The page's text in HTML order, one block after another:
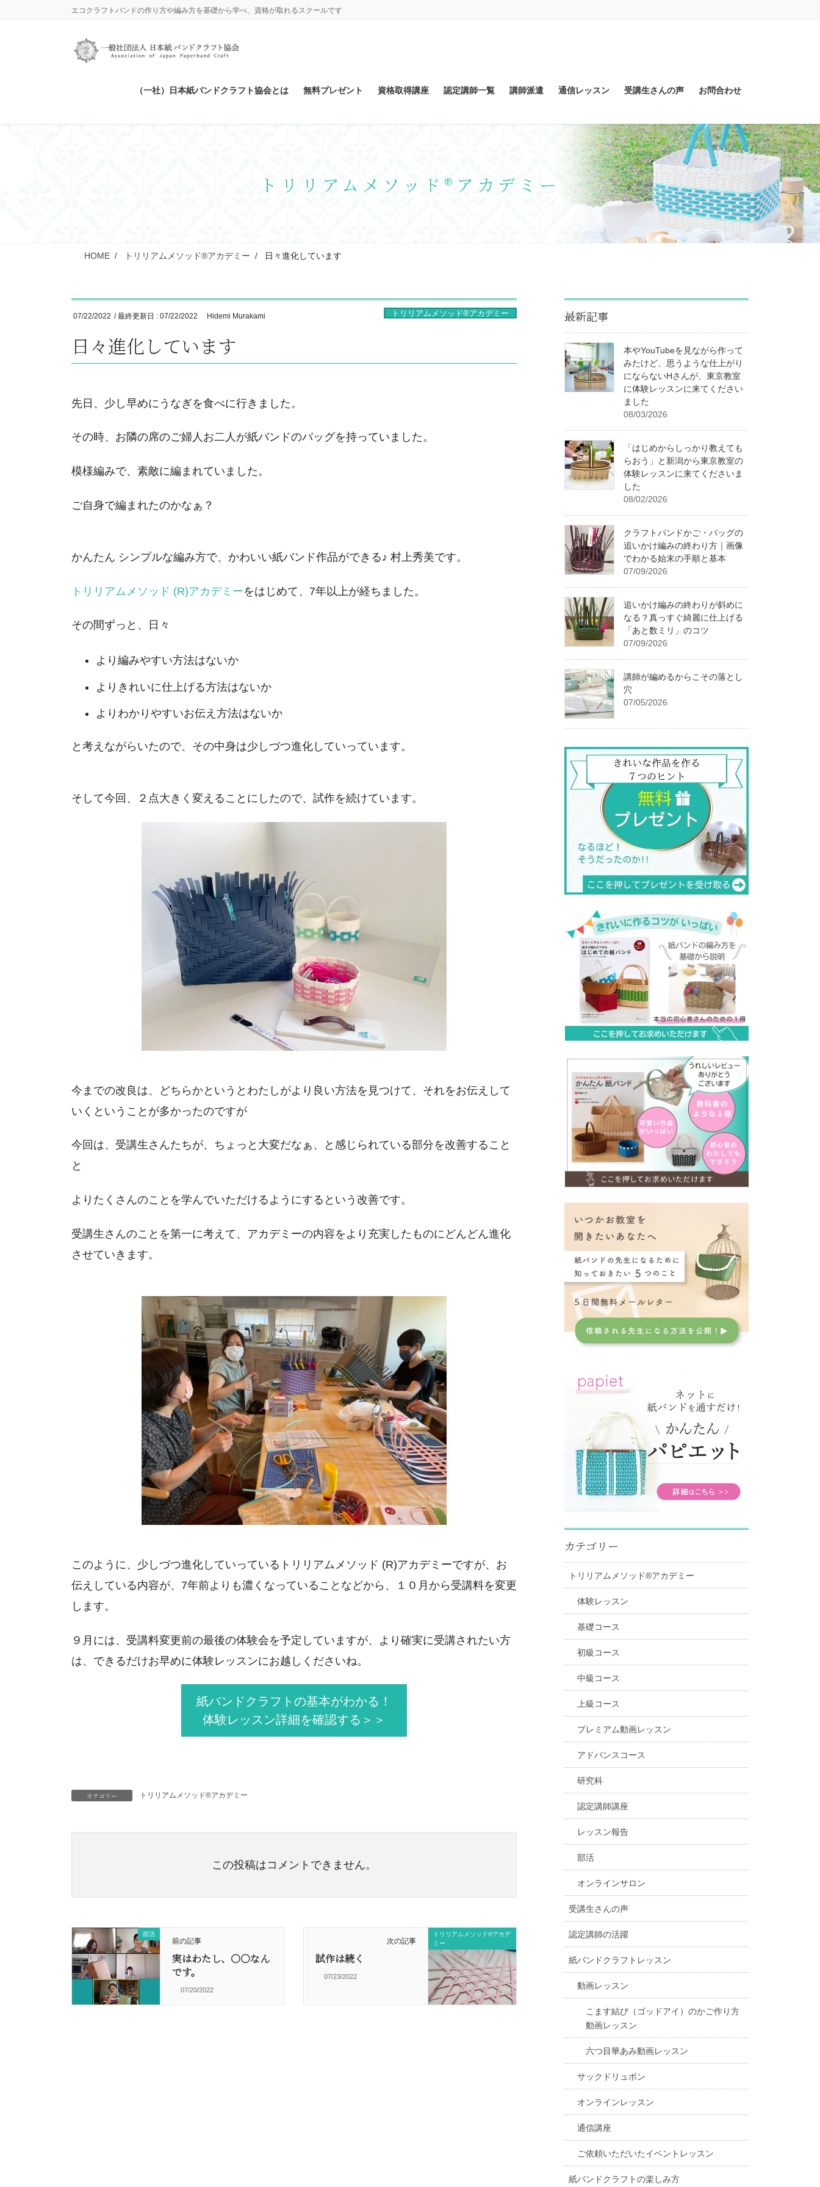
動
に
エコクラフトバンドの作り方や編み方を基礎から学べ、資格が取れるスクールです
（一社）日本紙バンドクラフト協会とは 無料プレゼント 資格取得講座 認定講師一覧 講師派遣 通信レッスン 受講生さんの声 お問合わせ
トリリアムメソッド®アカデミー
HOME トリリアムメソッド®アカデミー 日々進化しています
07/22/2022 / 最終更新日 : 07/22/2022 Hidemi Murakami トリリアムメソッド®アカデミー
日々進化しています
先日、少し早めにうなぎを食べに行きました。
その時、お隣の席のご婦人お二人が紙バンドのバッグを持っていました。
模様編みで、素敵に編まれていました。
ご自身で編まれたのかなぁ？
かんたん シンプルな編み方で、かわいい紙バンド作品ができる♪ 村上秀美です。
トリリアムメソッド (R)アカデミーをはじめて、7年以上が経ちました。
その間ずっと、日々
より編みやすい方法はないか
よりきれいに仕上げる方法はないか
よりわかりやすいお伝え方法はないか
と考えながらいたので、その中身は少しづつ進化していっています。
そして今回、２点大きく変えることにしたので、試作を続けています。
今までの改良は、どちらかというとわたしがより良い方法を見つけて、それをお伝えして
いくということが多かったのですが
今回は、受講生さんたちが、ちょっと大変だなぁ、と感じられている部分を改善すること
と
よりたくさんのことを学んでいただけるようにするという改善です。
受講生さんのことを第一に考えて、アカデミーの内容をより充実したものにどんどん進化
させていきます。
このように、少しづつ進化していっているトリリアムメソッド (R)アカデミーですが、お
伝えしている内容が、7年前よりも濃くなっていることなどから、１０月から受講料を変更
します。
９月には、受講料変更前の最後の体験会を予定していますが、より確実に受講されたい方
は、できるだけお早めに体験レッスンにお越しくださいね。
紙バンドクラフトの基本がわかる！
体験レッスン詳細を確認する＞＞
カテゴリー トリリアムメソッド®アカデミー
この投稿はコメントできません。
部活
前の記事
実はわたし、〇〇なん
です。
07/20/2022
トリリアムメソッド®アカデ
ミー
次の記事
試作は続く
07/23/2022
最新記事
本やYouTubeを見ながら作って
みたけど、思うような仕上がり
にならないHさんが、東京教室
に体験レッスンに来てください
ました
08/03/2026
「はじめからしっかり教えても
らおう」と新潟から東京教室の
体験レッスンに来てくださいま
した
08/02/2026
クラフトバンドかご・バッグの
追いかけ編みの終わり方｜画像
でわかる始末の手順と基本
07/09/2026
追いかけ編みの終わりが斜めに
なる？真っすぐ綺麗に仕上げる
「あと数ミリ」のコツ
07/09/2026
講師が編めるからこその落とし
穴
07/05/2026
カテゴリー
トリリアムメソッド®アカデミー
体験レッスン
基礎コース
初級コース
中級コース
上級コース
プレミアム動画レッスン
アドバンスコース
研究科
認定講師講座
レッスン報告
部活
オンラインサロン
受講生さんの声
認定講師の活躍
紙バンドクラフトレッスン
動画レッスン
こます結び（ゴッドアイ）のかご作り方
動画レッスン
六つ目華あみ動画レッスン
サックドリュボン
オンラインレッスン
通信講座
ご依頼いただいたイベントレッスン
紙バンドクラフトの楽しみ方